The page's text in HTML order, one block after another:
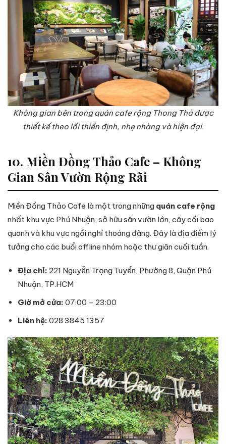
Không gian bên trong quán cafe rộng Thong Thả được
thiết kế theo lối thiền định, nhẹ nhàng và hiện đại.
10. Miền Đồng Thảo Cafe – Không
Gian Sân Vườn Rộng Rãi
Miền Đồng Thảo Cafe là một trong những quán cafe rộng
nhất khu vực Phú Nhuận, sở hữu sân vườn lớn, cây cối bao
quanh và khu vực ngồi nghỉ thoáng đãng. Đây là địa điểm lý
tưởng cho các buổi offline nhóm hoặc thư giãn cuối tuần.
Địa chỉ: 221 Nguyễn Trọng Tuyển, Phường 8, Quận Phú
Nhuận, TP.HCM
Giờ mở cửa: 07:00 – 23:00
Liên hệ: 028 3845 1357